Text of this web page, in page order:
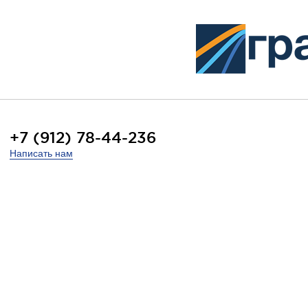
+7 (912) 78-44-236
Написать нам